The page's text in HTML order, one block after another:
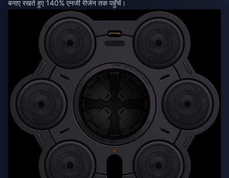
बनाए रखते हुए 140% एनर्जी रीजेन तक पहुँचें।